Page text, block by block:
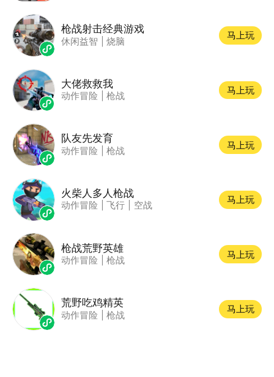
枪战射击经典游戏
休闲益智 烧脑
马上玩
大佬救救我
动作冒险 枪战
马上玩
队友先发育
动作冒险 枪战
马上玩
火柴人多人枪战
动作冒险 飞行 空战
马上玩
枪战荒野英雄
动作冒险 枪战
马上玩
荒野吃鸡精英
动作冒险 枪战
马上玩